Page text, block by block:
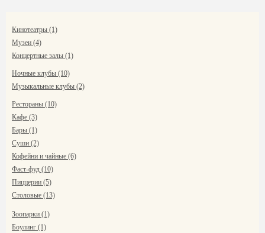
Кинотеатры (1)
Музеи (4)
Концертные залы (1)
Ночные клубы (10)
Музыкальные клубы (2)
Рестораны (10)
Кафе (3)
Бары (1)
Суши (2)
Кофейни и чайные (6)
Фаст-фуд (10)
Пиццерии (5)
Столовые (13)
Зоопарки (1)
Боулинг (1)